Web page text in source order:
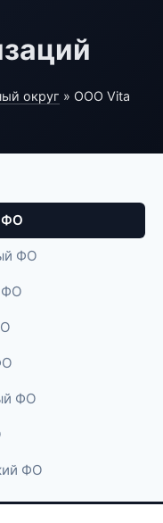
округ » ООО Vita
ФО
ФО
ФО
ФО
ФО